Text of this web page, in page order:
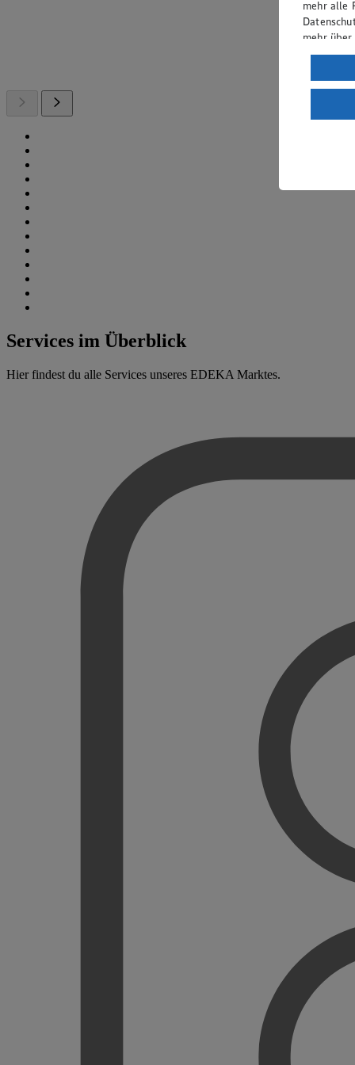
Services im Überblick
Hier findest du alle Services unseres EDEKA Marktes.
mehr alle
mehr
Wenn
ein,
einem
Risiko